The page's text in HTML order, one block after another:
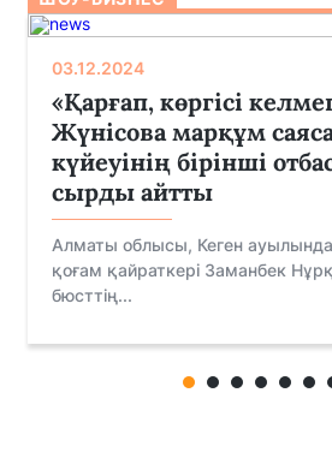
03.12.2024
«Қарғап, көргісі
Жүнісова марқұм
күйеуінің бірінші
сырды айтты
Алматы облысы, Кеген
қоғам қайраткері Заманбек
бюсттің...